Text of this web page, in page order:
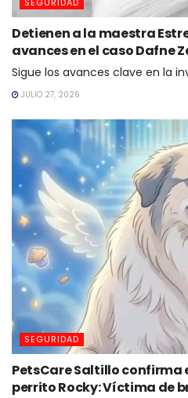
SEGURIDAD
Detienen a la maestra
avances en el caso Dafne
Sigue los avances clave en la
JULIO 27, 2026
SEGURIDAD
PetsCare Saltillo confirma
perrito Rocky: Víctima de